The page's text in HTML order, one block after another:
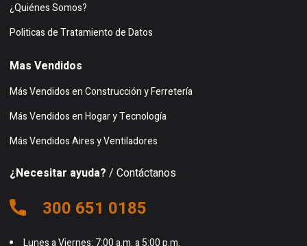
¿Quiénes Somos?
Politicas de Tratamiento de Datos
Mas Vendidos
Más Vendidos en Construcción y Ferretería
Más Vendidos en Hogar y Tecnología
Más Vendidos Aires y Ventiladores
¿Necesitar ayuda? / Contáctanos
300 651 0185
Lunes a Viernes: 7:00 a.m. a 5:00 p.m.